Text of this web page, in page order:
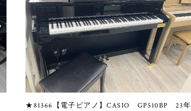
★81366【電子ピアノ】CASIO GP510BP 23年